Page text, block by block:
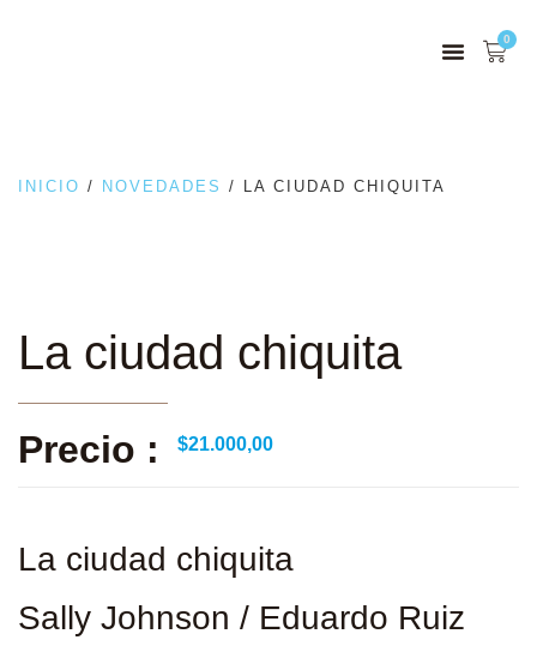
0
INICIO / NOVEDADES / LA CIUDAD CHIQUITA
La ciudad chiquita
Precio : $21.000,00
La ciudad chiquita
Sally Johnson / Eduardo Ruiz